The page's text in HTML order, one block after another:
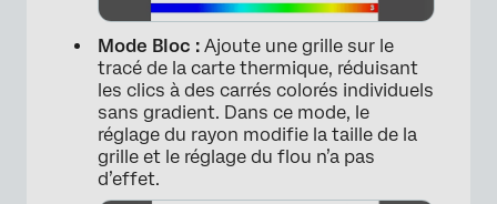
Mode Bloc : Ajoute une grille sur le
tracé de la carte thermique, réduisant
les clics à des carrés colorés individuels
sans gradient. Dans ce mode, le
réglage du rayon modifie la taille de la
grille et le réglage du flou n’a pas
d’effet.